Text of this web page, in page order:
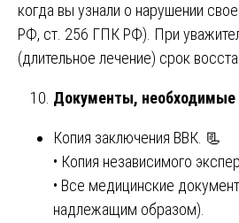
когда вы узнали о нарушении
РФ, ст. 256 ГПК РФ). При
(длительное лечение) срок
Документы, необходимые
Копия заключения ВВК. 📃
• Копия независимого
• Все медицинские
надлежащим образом).